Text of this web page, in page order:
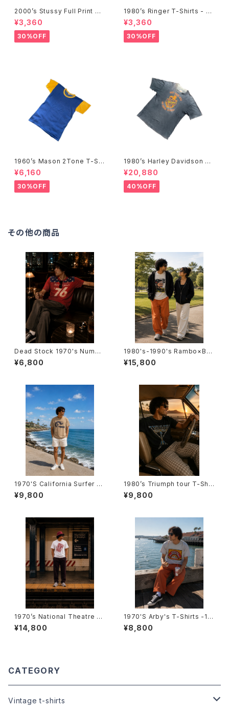
2000’s Stussy Full Print T-
Shirts -2000年代 ステューシ
ー フルプリントTシャツ-
¥3,360
30%OFF
1980’s Ringer T-Shirts - 19
80年代 リンガーTシャツ-
¥3,360
30%OFF
1960’s Mason 2Tone T-Shi
rts -1960年代 メイソン 2トー
ンTシャツ-
¥6,160
30%OFF
1980’s Harley Davidson T-
Shirts -1980年代 ハーレー・
ダビッドソン Tシャツ-
¥20,880
40%OFF
その他の商品
Dead Stock 1970's Numbe
ring T-Shirts -デッドストック
1970年代 ナンバリングTシャ
¥6,800
1980's-1990's Rambo×Bus
h T-SHIRTS -1980年代～19
90年代 ランボー×ブッシュ大統
¥15,800
1970'S California Surfer T-
Shirts -1970年代 カリフォル
ニア サーファーTシャツ-
¥9,800
1980’s Triumph tour T-Shir
ts -1981年 トライアンフ ツアー
Tシャツ-
¥9,800
1970’s National Theatre Lo
ndon T-Shirts -1970年代 ナ
ショナル・シアター・ロンドンTシ
¥14,800
1970'S Arby's T-Shirts -19
70年代 アービーズTシャツ-
¥8,800
CATEGORY
Vintage t-shirts